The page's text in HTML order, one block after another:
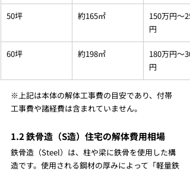
50坪 約165㎡
150万円～
円
60坪 約198㎡
180万円～
円
※上記は本体の解体工事費の目安であり、付帯
工事費や諸経費は含まれていません。
1.2 鉄骨造（S造）住宅の解体費用相場
鉄骨造（Steel）は、柱や梁に鉄骨を使用した構
造です。使用される鋼材の厚みによって「軽量鉄